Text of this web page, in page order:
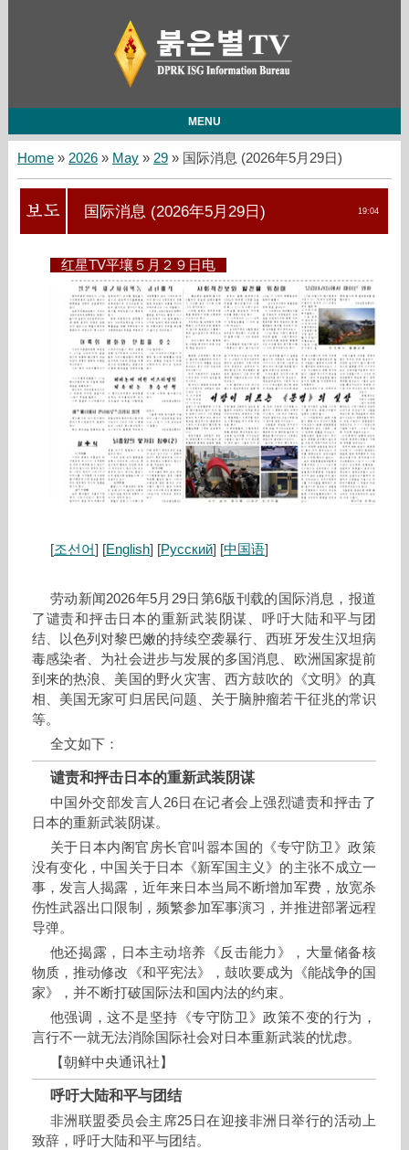
MENU
Home» 2026 » May » 29» 国际消息 (2026年5月29日)
19:04
国际消息 (2026年5月29日)
红星TV平壤５月２９日电
[조선어] [English] [Русский] [中国语]
劳动新闻2026年5月29日第6版刊载的国际消息，报道
了谴责和抨击日本的重新武装阴谋、呼吁大陆和平与团
结、以色列对黎巴嫩的持续空袭暴行、西班牙发生汉坦病
毒感染者、为社会进步与发展的多国消息、欧洲国家提前
到来的热浪、美国的野火灾害、西方鼓吹的《文明》的真
相、美国无家可归居民问题、关于脑肿瘤若干征兆的常识
等。
全文如下：
谴责和抨击日本的重新武装阴谋
中国外交部发言人26日在记者会上强烈谴责和抨击了
日本的重新武装阴谋。
关于日本内阁官房长官叫嚣本国的《专守防卫》政策
没有变化，中国关于日本《新军国主义》的主张不成立一
事，发言人揭露，近年来日本当局不断增加军费，放宽杀
伤性武器出口限制，频繁参加军事演习，并推进部署远程
导弹。
他还揭露，日本主动培养《反击能力》，大量储备核
物质，推动修改《和平宪法》，鼓吹要成为《能战争的国
家》，并不断打破国际法和国内法的约束。
他强调，这不是坚持《专守防卫》政策不变的行为，
言行不一就无法消除国际社会对日本重新武装的忧虑。
【朝鲜中央通讯社】
呼吁大陆和平与团结
非洲联盟委员会主席25日在迎接非洲日举行的活动上
致辞，呼吁大陆和平与团结。